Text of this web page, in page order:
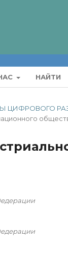
НАЙТИ
ЦИФРОВОГО